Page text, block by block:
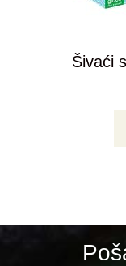
Šivaći